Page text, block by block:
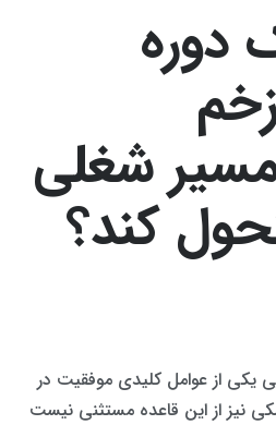
دوره
شغلی
کند؟
یکی از عوامل کلیدی موفقیت در
نیز از این قاعده مستثنی نیست